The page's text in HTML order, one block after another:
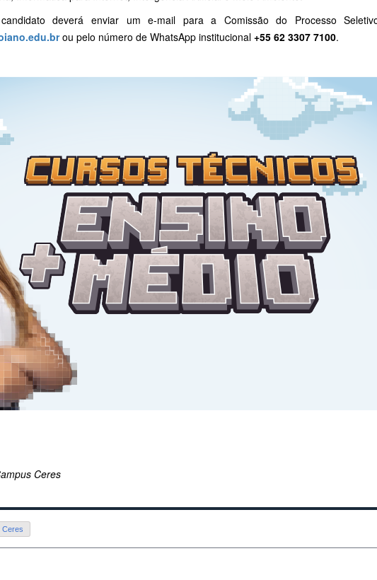
deverá enviar um e-mail para a Comissão do Processo
ou pelo número de WhatsApp institucional +55 62 3307 7100.
Ceres
Ceres